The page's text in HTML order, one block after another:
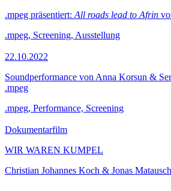
.mpeg präsentiert: All roads lead to Afrin
.mpeg, Screening, Ausstellung
22.10.2022
Soundperformance von Anna Korsun &
.mpeg
.mpeg, Performance, Screening
Dokumentarfilm
WIR WAREN KUMPEL
Christian Johannes Koch & Jonas